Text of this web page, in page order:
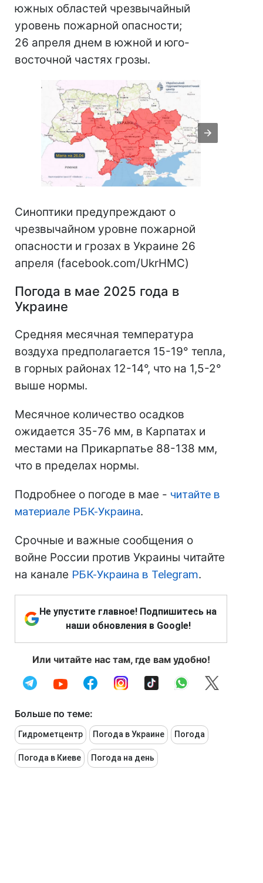
южных областей чрезвычайный
уровень пожарной опасности;
26 апреля днем в южной и юго-
восточной частях грозы.
Синоптики предупреждают о
чрезвычайном уровне пожарной
опасности и грозах в Украине 26
апреля (facebook.com/UkrHMC)
Погода в мае 2025 года в
Украине
Средняя месячная температура
воздуха предполагается 15-19° тепла,
в горных районах 12-14°, что на 1,5-2°
выше нормы.
Месячное количество осадков
ожидается 35-76 мм, в Карпатах и
местами на Прикарпатье 88-138 мм,
что в пределах нормы.
Подробнее о погоде в мае - читайте в
материале РБК-Украина.
Срочные и важные сообщения о
войне России против Украины читайте
на канале РБК-Украина в Telegram.
Не упустите главное! Подпишитесь на
наши обновления в Google!
Или читайте нас там, где вам удобно!
Больше по теме:
Гидрометцентр Погода в Украине Погода
Погода в Киеве Погода на день